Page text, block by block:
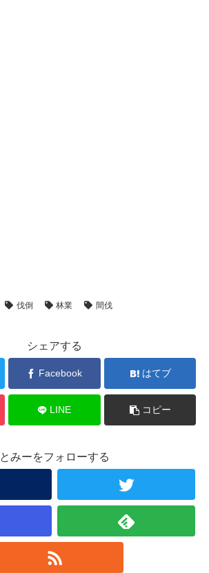
伐倒 林業 間伐
シェアする
Facebook はてブ
LINE コピー
とみーをフォローする